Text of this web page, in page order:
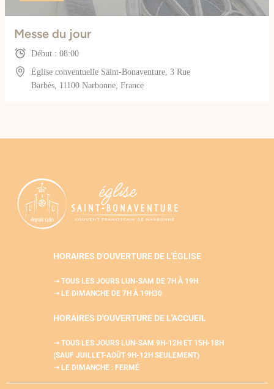
Messe du jour
Début : 08:00
Église conventuelle Saint-Bonaventure, 3 Rue
Barbès, 11100 Narbonne, France
HORAIRES D'OUVERTURE DE L'ÉGLISE
➝ TOUS LES JOURS LUN-SAM DE 7H À 19H
➝ LE DIMANCHE DE 7H À 19H30
HORAIRES D'OUVERTURE DE L'ACCUEIL
➝ TOUS LES JOURS LUN-SAM 9H-12H ET 15H-18H
(SAUF JUILLET-AOÛT 9H-12H SEULEMENT)
➝ LE DIMANCHE : FERMÉ